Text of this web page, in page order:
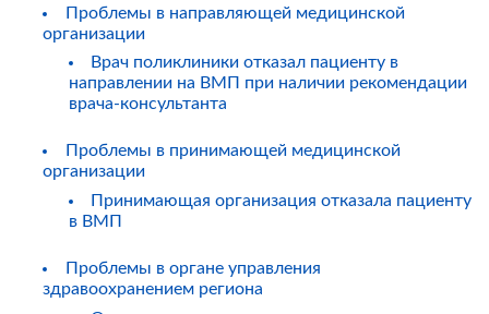
Проблемы в направляющей медицинской
организации
Врач поликлиники отказал пациенту в
направлении на ВМП при наличии рекомендации
врача-консультанта
Проблемы в принимающей медицинской
организации
Принимающая организация отказала пациенту
в ВМП
Проблемы в органе управления
здравоохранением региона